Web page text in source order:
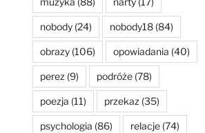
nobody(24) nobody18(84)
obrazy(106) opowiadania (40)
perez (9) podróże(78)
poezja (11) przekaz (35)
psychologia (86) relacje(74)